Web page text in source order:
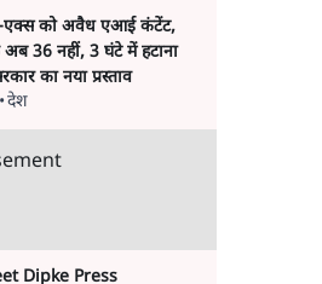
को अवैध एआई कंटेंट,
36 नहीं, 3 घंटे में हटाना
का नया प्रस्ताव
•देश
Dipke Press